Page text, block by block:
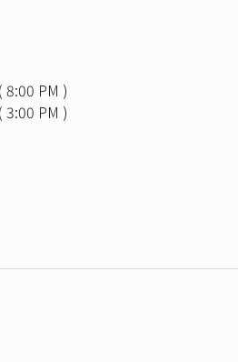
8:00 PM )
3:00 PM )